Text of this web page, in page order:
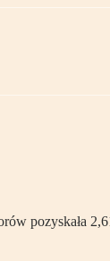
pozyskała